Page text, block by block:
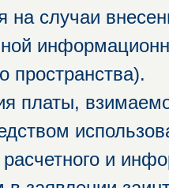
на случаи
пространства).
платы,
и